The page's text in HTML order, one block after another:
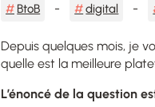
BtoB digital
Depuis quelques mois, je
quelle est la meilleure
L’énoncé de la question